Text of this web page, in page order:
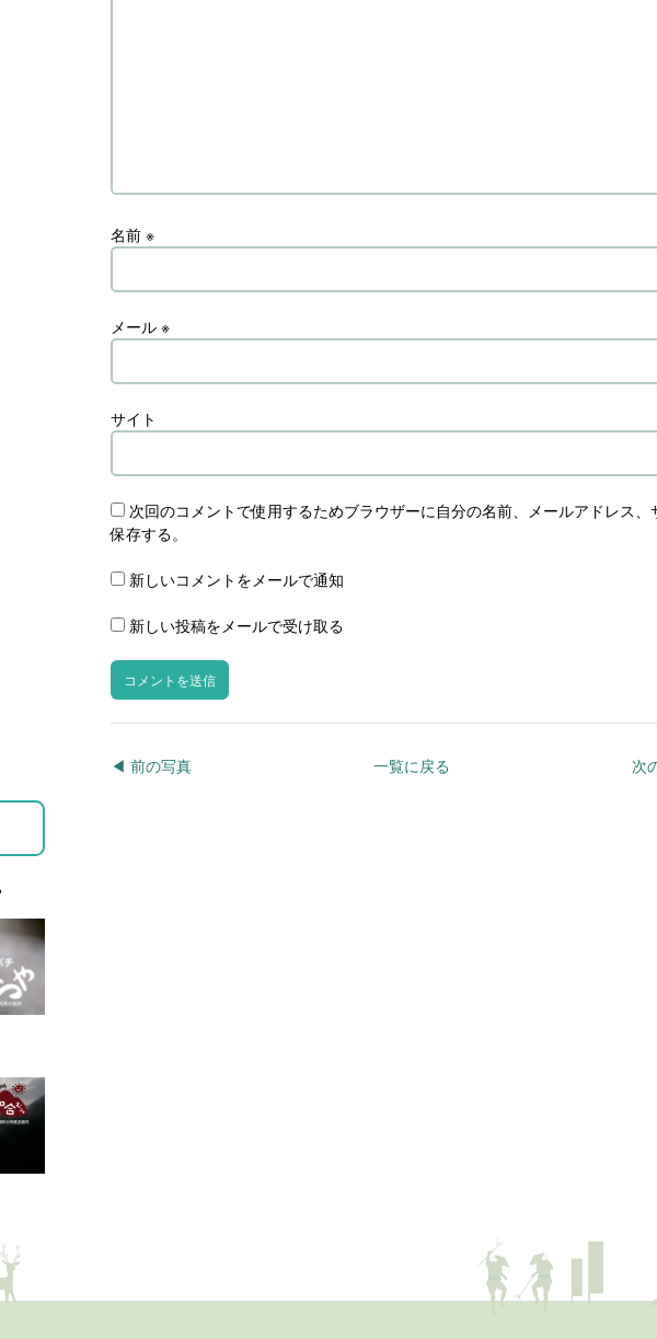
名前 ※
メール ※
サイト
次回のコメントで使用するためブラウザーに自分の名前、メールアドレス、
保存する。
新しいコメントをメールで通知
新しい投稿をメールで受け取る
◀︎ 前の写真 次
一覧に戻る